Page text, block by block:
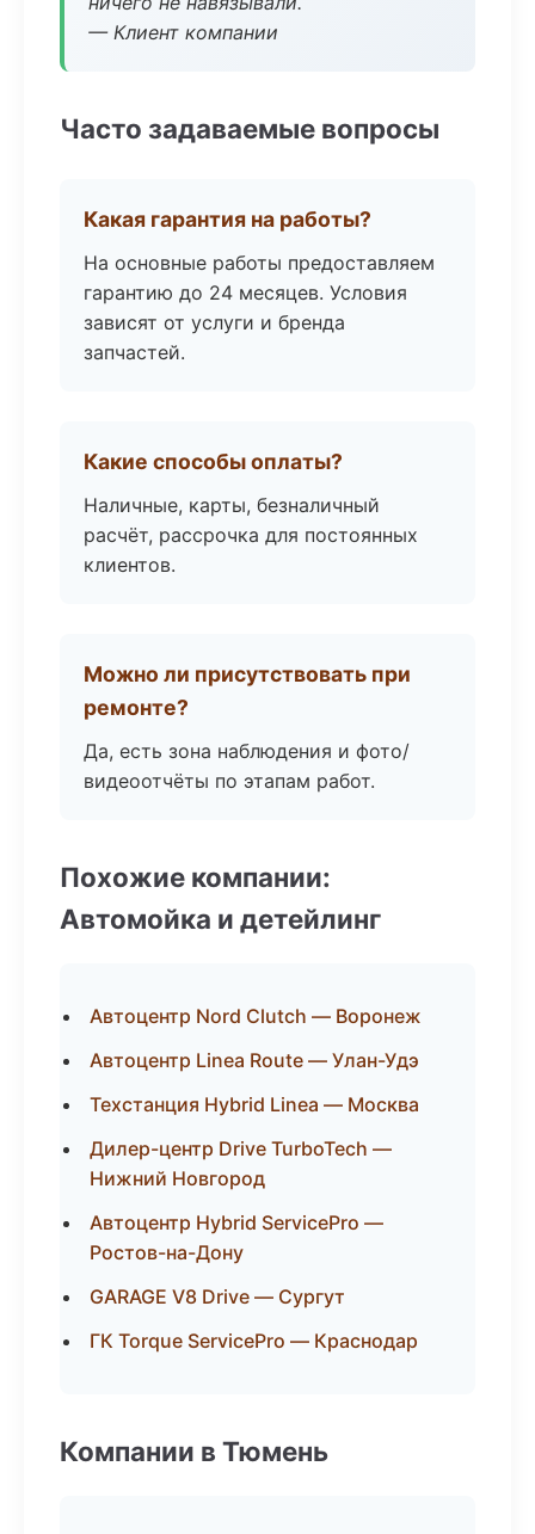
— Клиент компании
Часто задаваемые вопросы
Какая гарантия на работы?
На основные работы предоставляем
гарантию до 24 месяцев. Условия
зависят от услуги и бренда
запчастей.
Какие способы оплаты?
Наличные, карты, безналичный
расчёт, рассрочка для постоянных
клиентов.
Можно ли присутствовать при
ремонте?
Да, есть зона наблюдения и фото/
видеоотчёты по этапам работ.
Похожие компании:
Автомойка и детейлинг
Автоцентр Nord Clutch — Воронеж
Автоцентр Linea Route — Улан-Удэ
Техстанция Hybrid Linea — Москва
Дилер-центр Drive TurboTech —
Нижний Новгород
Автоцентр Hybrid ServicePro —
Ростов-на-Дону
GARAGE V8 Drive — Сургут
ГК Torque ServicePro — Краснодар
Компании в Тюмень